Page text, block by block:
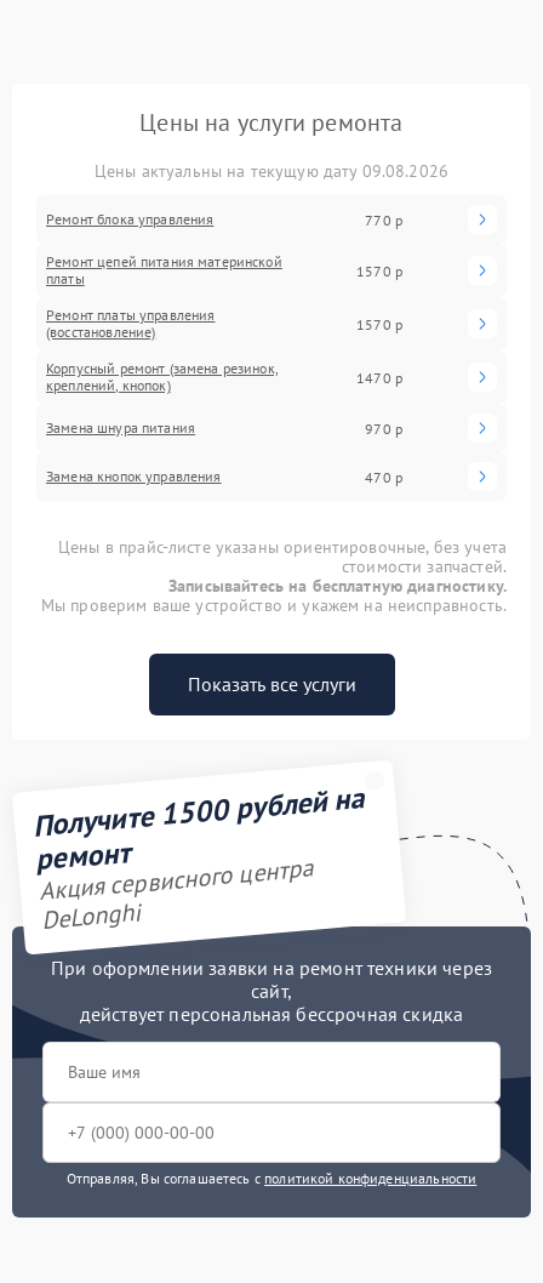
Цены на услуги ремонта
Цены актуальны на текущую дату 09.08.2026
Ремонт блока управления 770 р
Ремонт цепей питания материнской
платы
1570 р
Ремонт платы управления
(восстановление)
1570 р
Корпусный ремонт (замена резинок,
креплений, кнопок)
1470 р
Замена шнура питания 970 р
Замена кнопок управления 470 р
Цены в прайс-листе указаны ориентировочные, без учета
стоимости запчастей.
Записывайтесь на бесплатную диагностику.
Мы проверим ваше устройство и укажем на неисправность.
Показать все услуги
Получите 1500 рублей на
ремонт
Акция сервисного центра
DeLonghi
При оформлении заявки на ремонт техники через
сайт,
действует персональная бессрочная скидка
Отправляя, Вы соглашаетесь с политикой конфиденциальности